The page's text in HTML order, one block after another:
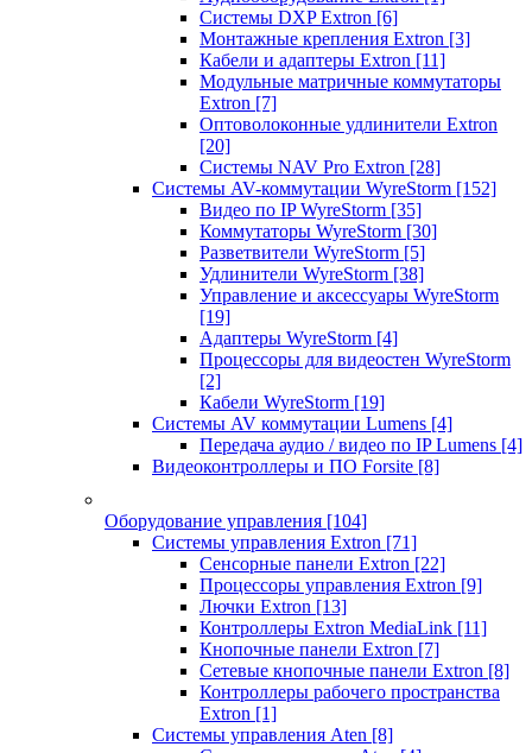
Системы DXP Extron [6]
Монтажные крепления Extron [3]
Кабели и адаптеры Extron [11]
Модульные матричные коммутаторы
Extron [7]
Оптоволоконные удлинители Extron
[20]
Системы NAV Pro Extron [28]
Системы AV-коммутации WyreStorm [152]
Видео по IP WyreStorm [35]
Коммутаторы WyreStorm [30]
Разветвители WyreStorm [5]
Удлинители WyreStorm [38]
Управление и аксессуары WyreStorm
[19]
Адаптеры WyreStorm [4]
Процессоры для видеостен WyreStorm
[2]
Кабели WyreStorm [19]
Системы AV коммутации Lumens [4]
Передача аудио / видео по IP Lumens [4]
Видеоконтроллеры и ПО Forsite [8]
Оборудование управления [104]
Системы управления Extron [71]
Сенсорные панели Extron [22]
Процессоры управления Extron [9]
Лючки Extron [13]
Контроллеры Extron MediaLink [11]
Кнопочные панели Extron [7]
Сетевые кнопочные панели Extron [8]
Контроллеры рабочего пространства
Extron [1]
Системы управления Aten [8]